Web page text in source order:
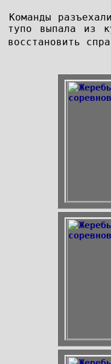
Команды
тупо выпала из
восстановить